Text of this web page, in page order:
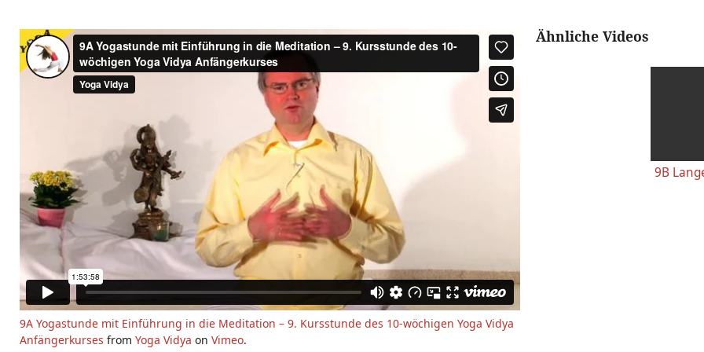
9A Yogastunde mit Einführung in die Meditation – 9. Kursstunde des 10-wöchigen Yoga Vidya
Anfängerkurses from Yoga Vidya on Vimeo.
Ähnliche Videos